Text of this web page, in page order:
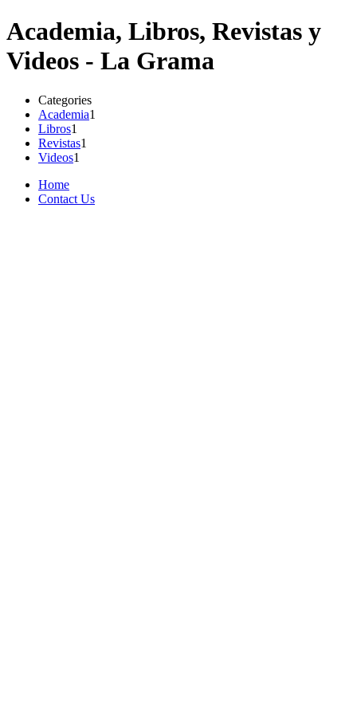
Academia, Libros, Revistas y
Videos - La Grama
Categories
Academia1
Libros1
Revistas1
Videos1
Home
Contact Us